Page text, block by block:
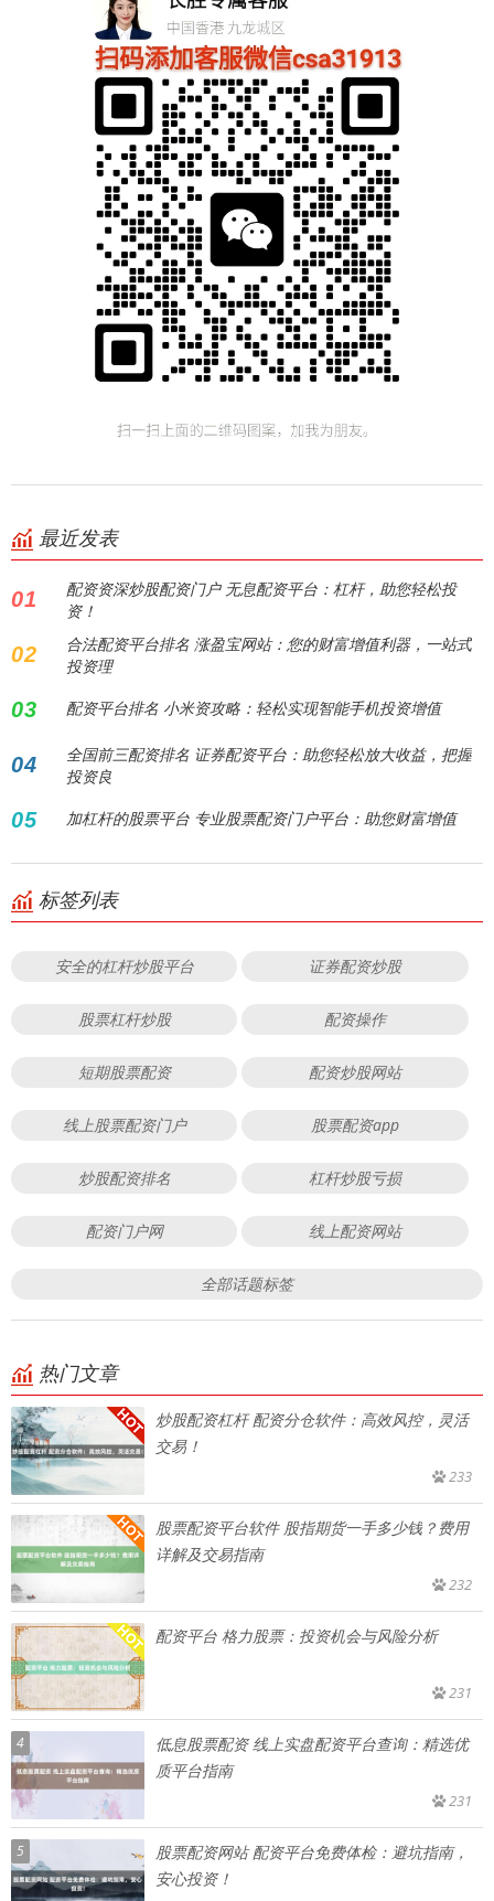
最近发表
01
配资资深炒股配资门户 无息配资平台：杠杆，助您轻松投
资！
02
合法配资平台排名 涨盈宝网站：您的财富增值利器，一站式
投资理
03 配资平台排名 小米资攻略：轻松实现智能手机投资增值
04
全国前三配资排名 证券配资平台：助您轻松放大收益，把握
投资良
05 加杠杆的股票平台 专业股票配资门户平台：助您财富增值
标签列表
安全的杠杆炒股平台 证券配资炒股
股票杠杆炒股 配资操作
短期股票配资 配资炒股网站
线上股票配资门户 股票配资app
炒股配资排名 杠杆炒股亏损
配资门户网 线上配资网站
全部话题标签
热门文章
炒股配资杠杆 配资分仓软件：高效风控，灵活
交易！
233
股票配资平台软件 股指期货一手多少钱？费用
详解及交易指南
232
配资平台 格力股票：投资机会与风险分析
231
4
低息股票配资 线上实盘配资平台查询：精选优
质平台指南
231
5
股票配资网站 配资平台免费体检：避坑指南，
安心投资！